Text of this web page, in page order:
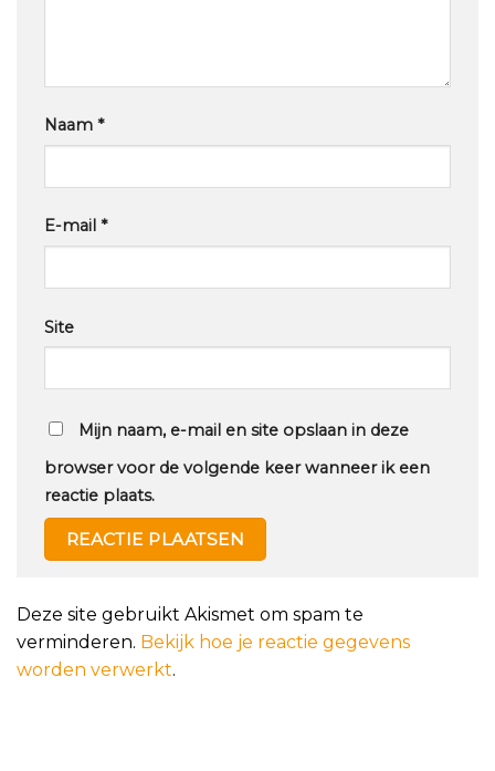
Naam *
E-mail *
Site
Mijn naam, e-mail en site opslaan in deze
browser voor de volgende keer wanneer ik een
reactie plaats.
Deze site gebruikt Akismet om spam te
verminderen. Bekijk hoe je reactie gegevens
worden verwerkt.